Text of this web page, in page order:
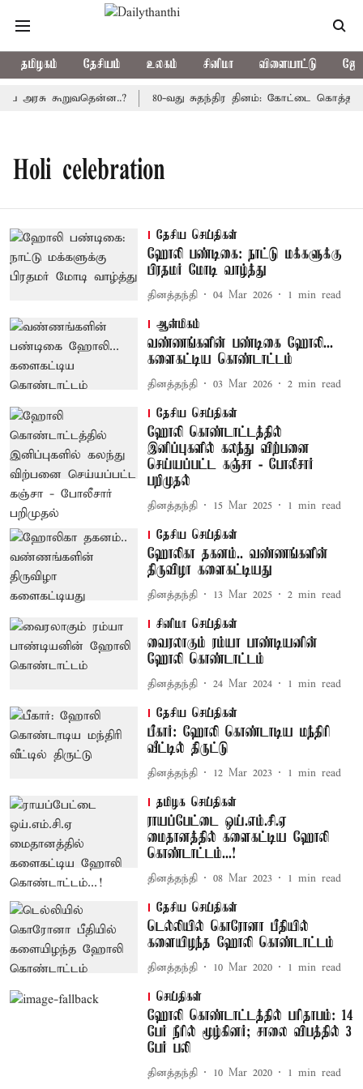
தமிழகம் தேசியம் உலகம் சினிமா விளையாட்டு
அரசு கூறுவதென்ன..? 80-வது சுதந்திர தினம்: கோட்டை
Holi celebration
தேசிய செய்திகள்
ஹோலி பண்டிகை: நாட்டு மக்களுக்கு
பிரதமர் மோடி வாழ்த்து
தினத்தந்தி 04 Mar 2026 1 min read
ஆன்மிகம்
வண்ணங்களின் பண்டிகை ஹோலி...
களைகட்டிய கொண்டாட்டம்
தினத்தந்தி 03 Mar 2026 2 min read
தேசிய செய்திகள்
ஹோலி கொண்டாட்டத்தில்
இனிப்புகளில் கலந்து விற்பனை
செய்யப்பட்ட கஞ்சா - போலீசார்
பறிமுதல்
தினத்தந்தி 15 Mar 2025 1 min read
தேசிய செய்திகள்
ஹோலிகா தகனம்.. வண்ணங்களின்
திருவிழா களைகட்டியது
தினத்தந்தி 13 Mar 2025 2 min read
சினிமா செய்திகள்
வைரலாகும் ரம்யா பாண்டியனின்
ஹோலி கொண்டாட்டம்
தினத்தந்தி 24 Mar 2024 1 min read
தேசிய செய்திகள்
பீகார்: ஹோலி கொண்டாடிய மந்திரி
வீட்டில் திருட்டு
தினத்தந்தி 12 Mar 2023 1 min read
தமிழக செய்திகள்
ராயப்பேட்டை ஒய்.எம்.சி.ஏ
மைதானத்தில் களைகட்டிய ஹோலி
கொண்டாட்டம்...!
தினத்தந்தி 08 Mar 2023 1 min read
தேசிய செய்திகள்
டெல்லியில் கொரோனா பீதியில்
களையிழந்த ஹோலி கொண்டாட்டம்
தினத்தந்தி 10 Mar 2020 1 min read
செய்திகள்
ஹோலி கொண்டாட்டத்தில் பரிதாபம்: 14
பேர் நீரில் மூழ்கினர்; சாலை விபத்தில் 3
பேர் பலி
தினத்தந்தி 10 Mar 2020 1 min read